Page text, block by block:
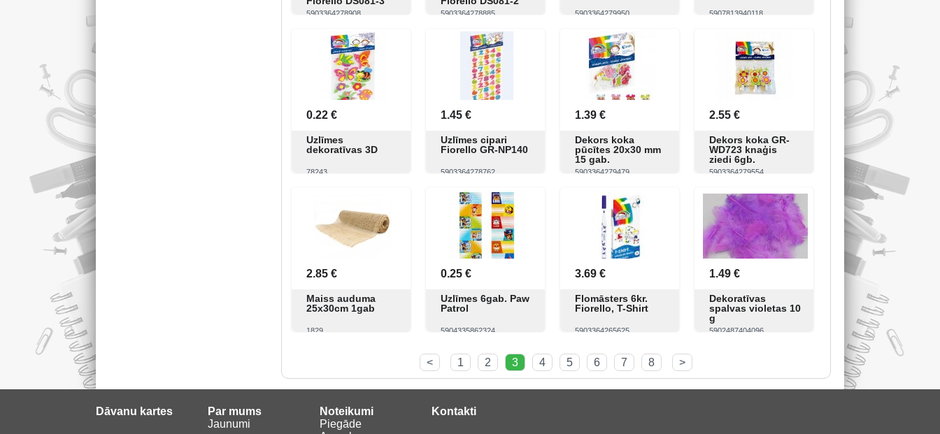
5903364278908
Skatīt Pirkt
5903364278885
Skatīt Pirkt
5903364279950
Skatīt Pirkt
5907813940118
0.22 €
Uzlīmes
dekoratīvas 3D
78243
1.45 €
Uzlīmes cipari
Fiorello GR-NP140
5903364278762
Skatīt Pirkt
1.39 €
Dekors koka
pūcītes 20x30 mm
15 gab.
5903364279479
Skatīt
2.55 €
Dekors koka GR-
WD723 knaģis
ziedi 6gb.
5903364279554
Skatīt Pirkt
2.85 €
Maiss auduma
25x30cm 1gab
1829
0.25 €
Uzlīmes 6gab. Paw
Patrol
5904335862324
Skatīt Pirkt
3.69 €
Flomāsters 6kr.
Fiorello, T-Shirt
5903364265625
Skatīt Pirkt
1.49 €
Dekoratīvas
spalvas violetas 10
g
5902487404096
< 1 2 3 4 5 6 7 8 >
Dāvanu kartes
Par mums
Jaunumi
Noteikumi
Piegāde
Kontakti